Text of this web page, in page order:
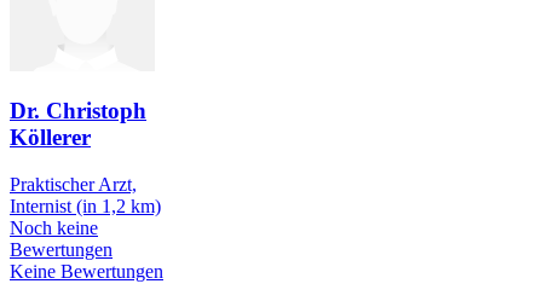
Dr. Christoph
Köllerer
Praktischer Arzt,
Internist (in 1,2 km)
Noch keine
Bewertungen
Keine Bewertungen